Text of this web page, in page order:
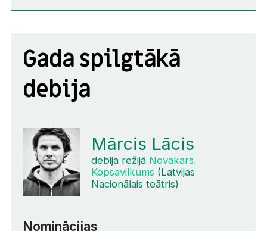
Gada spilgtākā
debija
Mārcis Lācis
debija režijā Novakars.
Kopsavilkums(Latvijas
Nacionālais teātris)
Nominācijas